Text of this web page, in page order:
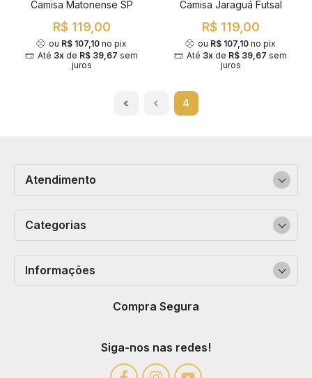
Camisa Matonense SP
R$ 119,00
ou R$ 107,10 no pix
Até 3x de R$ 39,67 sem
juros
Camisa Jaraguá Futsal
R$ 119,00
ou R$ 107,10 no pix
Até 3x de R$ 39,67 sem
juros
4
Categorias
Informações
Compra Segura
Atendimento
Siga-nos nas redes!